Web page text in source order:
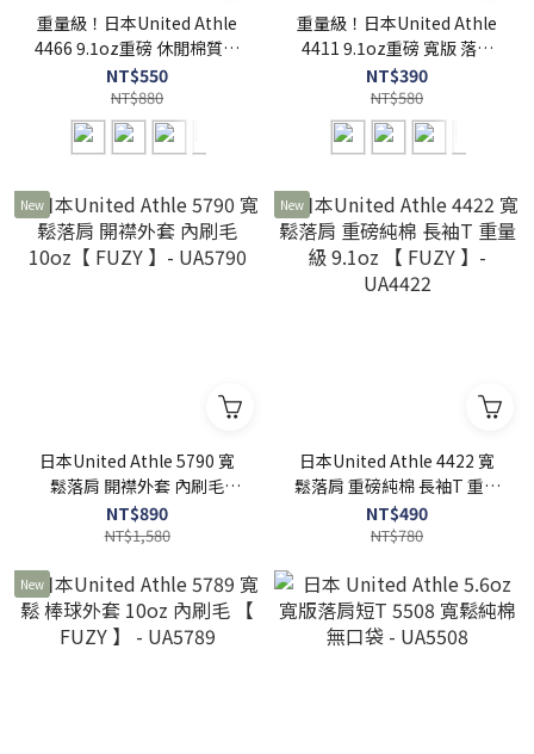
重量級！日本United Athle
4466 9.1oz重磅 休閒棉質短
褲 素面基本款 【 FUZY 】-
UA4466
NT$550
NT$880
重量級！日本United Athle
4411 9.1oz重磅 寬版 落肩
素面短T【 FUZY 】-
UA4411
NT$390
NT$580
New
日本United Athle 5790 寬
鬆落肩 開襟外套 內刷毛
10oz【 FUZY 】- UA5790
NT$890
NT$1,580
New
日本United Athle 4422 寬
鬆落肩 重磅純棉 長袖T 重量
級 9.1oz 【 FUZY 】-
UA4422
NT$490
NT$780
New